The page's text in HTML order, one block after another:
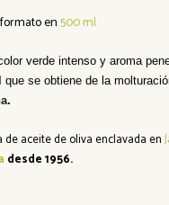
en500 ml.
verde intenso y aroma
que se obtiene de la
.
de aceite de oliva enclavada en
desde 1956.